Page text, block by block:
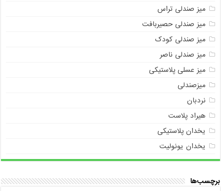
میز صندلی تراس
میز صندلی حصیربافت
میز صندلی کودک
میز صندلی ناصر
میز عسلی پلاستیکی
میزصندلی
نردبان
هیراد پلاست
یخدان پلاستیکی
یخدان یونولیت
برچسب‌ها